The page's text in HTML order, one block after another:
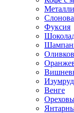
Фуксия
Венге